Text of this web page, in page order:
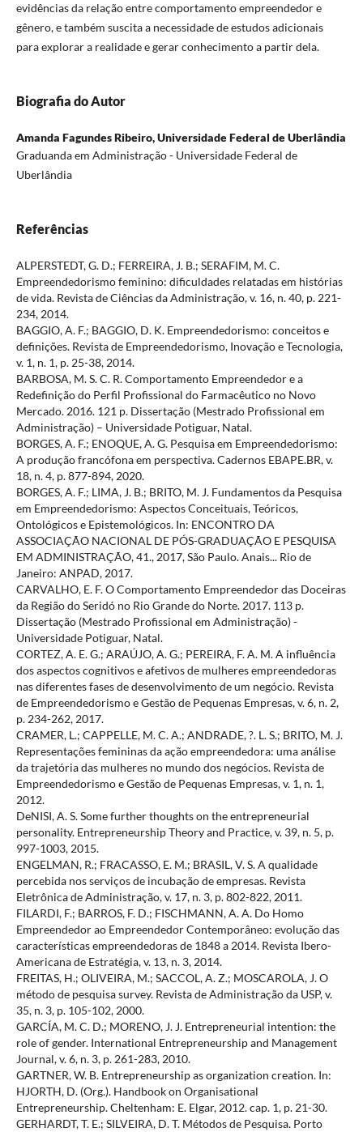
evidências da relação entre comportamento empreendedor e
gênero, e também suscita a necessidade de estudos adicionais
para explorar a realidade e gerar conhecimento a partir dela.
Biografia do Autor
Amanda Fagundes Ribeiro,Universidade Federal de Uberlândia
Graduanda em Administração - Universidade Federal de
Uberlândia
Referências
ALPERSTEDT, G. D.; FERREIRA, J. B.; SERAFIM, M. C.
Empreendedorismo feminino: dificuldades relatadas em histórias
de vida. Revista de Ciências da Administração, v. 16, n. 40, p. 221-
234, 2014.
BAGGIO, A. F.; BAGGIO, D. K. Empreendedorismo: conceitos e
definições. Revista de Empreendedorismo, Inovação e Tecnologia,
v. 1, n. 1, p. 25-38, 2014.
BARBOSA, M. S. C. R. Comportamento Empreendedor e a
Redefinição do Perfil Profissional do Farmacêutico no Novo
Mercado. 2016. 121 p. Dissertação (Mestrado Profissional em
Administração) – Universidade Potiguar, Natal.
BORGES, A. F.; ENOQUE, A. G. Pesquisa em Empreendedorismo:
A produção francófona em perspectiva. Cadernos EBAPE.BR, v.
18, n. 4, p. 877-894, 2020.
BORGES, A. F.; LIMA, J. B.; BRITO, M. J. Fundamentos da Pesquisa
em Empreendedorismo: Aspectos Conceituais, Teóricos,
Ontológicos e Epistemológicos. In: ENCONTRO DA
ASSOCIAÇÃO NACIONAL DE PÓS-GRADUAÇÃO E PESQUISA
EM ADMINISTRAÇÃO, 41., 2017, São Paulo. Anais... Rio de
Janeiro: ANPAD, 2017.
CARVALHO, E. F. O Comportamento Empreendedor das Doceiras
da Região do Seridó no Rio Grande do Norte. 2017. 113 p.
Dissertação (Mestrado Profissional em Administração) -
Universidade Potiguar, Natal.
CORTEZ, A. E. G.; ARAÚJO, A. G.; PEREIRA, F. A. M. A influência
dos aspectos cognitivos e afetivos de mulheres empreendedoras
nas diferentes fases de desenvolvimento de um negócio. Revista
de Empreendedorismo e Gestão de Pequenas Empresas, v. 6, n. 2,
p. 234-262, 2017.
CRAMER, L.; CAPPELLE, M. C. A.; ANDRADE, ?. L. S.; BRITO, M. J.
Representações femininas da ação empreendedora: uma análise
da trajetória das mulheres no mundo dos negócios. Revista de
Empreendedorismo e Gestão de Pequenas Empresas, v. 1, n. 1,
2012.
DeNISI, A. S. Some further thoughts on the entrepreneurial
personality. Entrepreneurship Theory and Practice, v. 39, n. 5, p.
997-1003, 2015.
ENGELMAN, R.; FRACASSO, E. M.; BRASIL, V. S. A qualidade
percebida nos serviços de incubação de empresas. Revista
Eletrônica de Administração, v. 17, n. 3, p. 802-822, 2011.
FILARDI, F.; BARROS, F. D.; FISCHMANN, A. A. Do Homo
Empreendedor ao Empreendedor Contemporâneo: evolução das
características empreendedoras de 1848 a 2014. Revista Ibero-
Americana de Estratégia, v. 13, n. 3, 2014.
FREITAS, H.; OLIVEIRA, M.; SACCOL, A. Z.; MOSCAROLA, J. O
método de pesquisa survey. Revista de Administração da USP, v.
35, n. 3, p. 105-102, 2000.
GARCÍA, M. C. D.; MORENO, J. J. Entrepreneurial intention: the
role of gender. International Entrepreneurship and Management
Journal, v. 6, n. 3, p. 261-283, 2010.
GARTNER, W. B. Entrepreneurship as organization creation. In:
HJORTH, D. (Org.). Handbook on Organisational
Entrepreneurship. Cheltenham: E. Elgar, 2012. cap. 1, p. 21-30.
GERHARDT, T. E.; SILVEIRA, D. T. Métodos de Pesquisa. Porto